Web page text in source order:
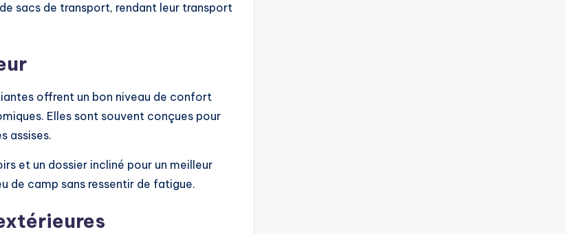
sacs de transport, rendant leur transport
offrent un bon niveau de confort
Elles sont souvent conçues pour
assises.
et un dossier incliné pour un meilleur
de camp sans ressentir de fatigue.